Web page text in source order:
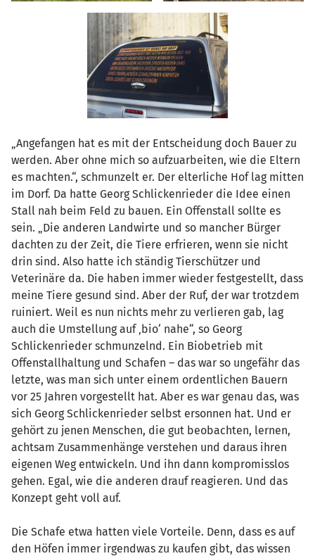
„Angefangen hat es mit der Entscheidung doch Bauer zu
werden. Aber ohne mich so aufzuarbeiten, wie die Eltern
es machten.“, schmunzelt er. Der elterliche Hof lag mitten
im Dorf. Da hatte Georg Schlickenrieder die Idee einen
Stall nah beim Feld zu bauen. Ein Offenstall sollte es
sein. „Die anderen Landwirte und so mancher Bürger
dachten zu der Zeit, die Tiere erfrieren, wenn sie nicht
drin sind. Also hatte ich ständig Tierschützer und
Veterinäre da. Die haben immer wieder festgestellt, dass
meine Tiere gesund sind. Aber der Ruf, der war trotzdem
ruiniert. Weil es nun nichts mehr zu verlieren gab, lag
auch die Umstellung auf ‚bio‘ nahe“, so Georg
Schlickenrieder schmunzelnd. Ein Biobetrieb mit
Offenstallhaltung und Schafen – das war so ungefähr das
letzte, was man sich unter einem ordentlichen Bauern
vor 25 Jahren vorgestellt hat. Aber es war genau das, was
sich Georg Schlickenrieder selbst ersonnen hat. Und er
gehört zu jenen Menschen, die gut beobachten, lernen,
achtsam Zusammenhänge verstehen und daraus ihren
eigenen Weg entwickeln. Und ihn dann kompromisslos
gehen. Egal, wie die anderen drauf reagieren. Und das
Konzept geht voll auf.
Die Schafe etwa hatten viele Vorteile. Denn, dass es auf
den Höfen immer irgendwas zu kaufen gibt, das wissen